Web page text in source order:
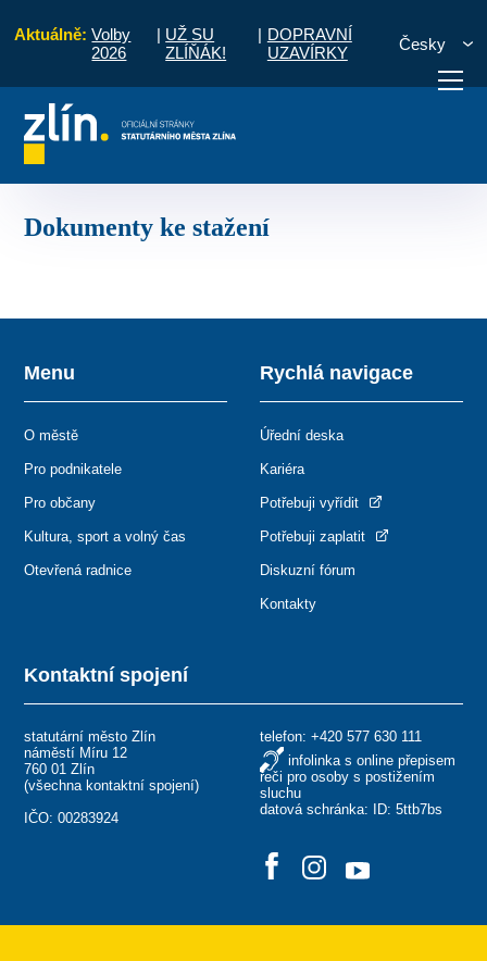
Aktuálně: Volby
2026
| UŽ SU
ZLÍŇÁK!
| DOPRAVNÍ
UZAVÍRKY
Česky
vyřídit Potřebuji zaplatit
Dokumenty ke stažení
Kontaktní spojení
statutární město Zlín
náměstí Míru 12
760 01 Zlín
(všechna kontaktní spojení)
IČO: 00283924
telefon: +420 577 630 111
infolinka s online přepisem
řeči pro osoby s postižením
sluchu
datová schránka: ID: 5ttb7bs
Menu
O městě
Pro podnikatele
Pro občany
Kultura, sport a volný čas
Otevřená radnice
Rychlá navigace
Úřední deska
Kariéra
Potřebuji vyřídit
Potřebuji zaplatit
Diskuzní fórum
Kontakty